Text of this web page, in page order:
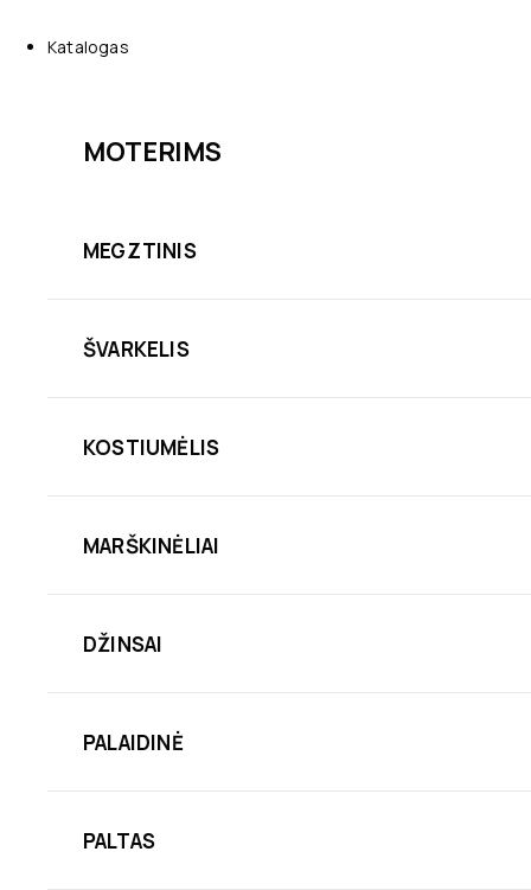
Katalogas
MOTERIMS
MEGZTINIS
ŠVARKELIS
KOSTIUMĖLIS
MARŠKINĖLIAI
DŽINSAI
PALAIDINĖ
PALTAS